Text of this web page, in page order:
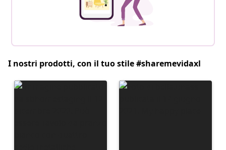
I nostri prodotti, con il tuo stile #sharemevidaxl